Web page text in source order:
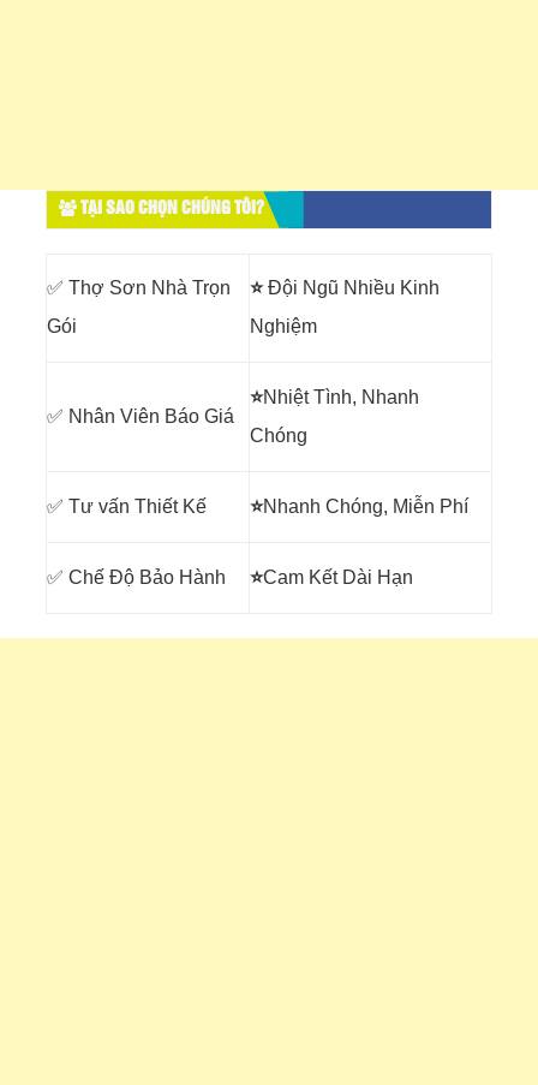
TẠI SAO CHỌN CHÚNG TÔI?
✅ Thợ Sơn Nhà Trọn
Gói
⭐Đội Ngũ Nhiều Kinh
Nghiệm
✅ Nhân Viên Báo Giá
⭐Nhiệt Tình, Nhanh
Chóng
✅ Tư vấn Thiết Kế ⭐Nhanh Chóng, Miễn Phí
✅ Chế Độ Bảo Hành ⭐Cam Kết Dài Hạn